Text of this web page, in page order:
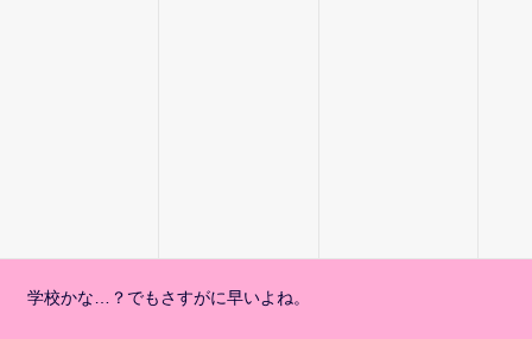
学校かな…？でもさすがに早いよね。